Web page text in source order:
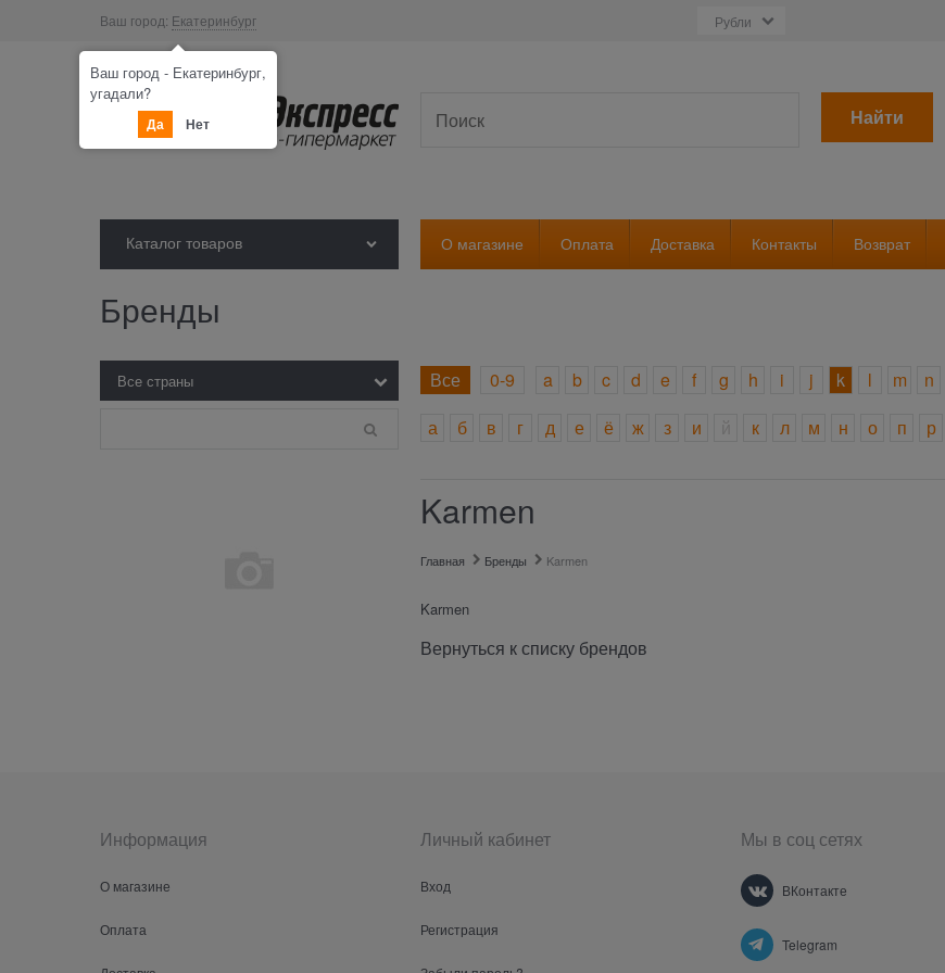
Ваш город: Екатеринбург
Найти
Каталог товаров О магазине Оплата Доставка Контакты Возврат
Бренды
Все 0-9 a b c d e f g h i j k l m n
а
б в г д е ё ж з и к л м н о п р
Karmen
Главная Бренды Karmen
Karmen
Вернуться к списку брендов
Информация
О магазине
Оплата
Личный кабинет
Вход
Регистрация
Мы в соц сетях
ВКонтакте
Telegram
Ваш город - Екатеринбург,
угадали?
Да Нет